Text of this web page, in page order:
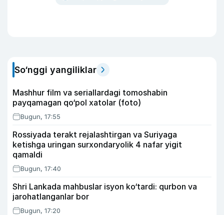
So‘nggi yangiliklar
Mashhur film va seriallardagi tomoshabin
payqamagan qo‘pol xatolar (foto)
Bugun, 17:55
Rossiyada terakt rejalashtirgan va Suriyaga
ketishga uringan surxondaryolik 4 nafar yigit
qamaldi
Bugun, 17:40
Shri Lankada mahbuslar isyon ko‘tardi: qurbon va
jarohatlanganlar bor
Bugun, 17:20